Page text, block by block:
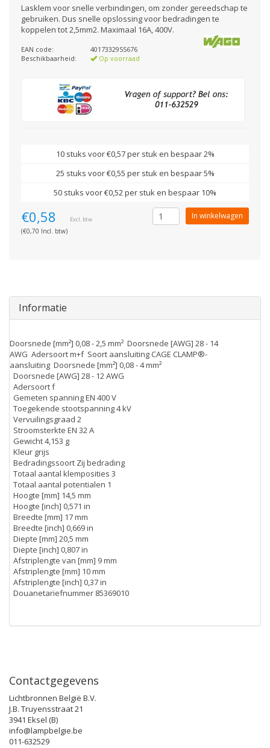
Lasklem voor snelle verbindingen, om zonder gereedschap te
gebruiken. Dus snelle opslossing voor bedradingen te
koppelen tot 2,5mm2. Maximaal 16A, 400V.
EAN code:
4017332955676
Beschikbaarheid:
Op voorraad
10 stuks voor €0,57 per stuk en bespaar 2%
25 stuks voor €0,55 per stuk en bespaar 5%
50 stuks voor €0,52 per stuk en bespaar 10%
€0,58 Excl. btw
(€0,70 Incl. btw)
In winkelwagen
Informatie
Doorsnede [mm²] 0,08 - 2,5 mm² Doorsnede [AWG] 28 - 14
AWG Adersoort m+f Soort aansluiting CAGE CLAMP®-
aansluiting Doorsnede [mm²] 0,08 - 4 mm²
Doorsnede [AWG] 28 - 12 AWG
Adersoort f
Gemeten spanning EN 400 V
Toegekende stootspanning 4 kV
Vervuilingsgraad 2
Stroomsterkte EN 32 A
Gewicht 4,153 g
Kleur grijs
Bedradingssoort Zij bedrading
Totaal aantal klemposities 3
Totaal aantal potentialen 1
Hoogte [mm] 14,5 mm
Hoogte [inch] 0,571 in
Breedte [mm] 17 mm
Breedte [inch] 0,669 in
Diepte [mm] 20,5 mm
Diepte [inch] 0,807 in
Afstriplengte van [mm] 9 mm
Afstriplengte [mm] 10 mm
Afstriplengte [inch] 0,37 in
Douanetariefnummer 85369010
Contactgegevens
Lichtbronnen België B.V.
J.B. Truyensstraat 21
3941 Eksel (B)
info@lampbelgie.be
011-632529